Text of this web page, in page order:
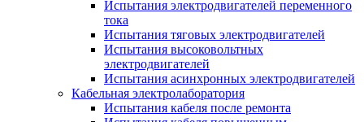
Испытания электродвигателей переменного
тока
Испытания тяговых электродвигателей
Испытания высоковольтных
электродвигателей
Испытания асинхронных электродвигателей
Кабельная электролаборатория
Испытания кабеля после ремонта